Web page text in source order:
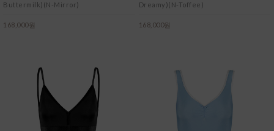
Buttermilk)(N-Mirror)
168,000원
Dreamy)(N-Toffee)
168,000원